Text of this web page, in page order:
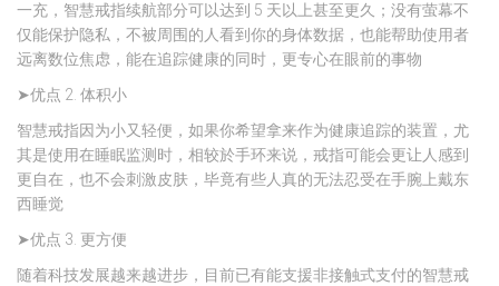
一充，智慧戒指续航部分可以达到 5 天以上甚至更久；没有萤幕不
仅能保护隐私，不被周围的人看到你的身体数据，也能帮助使用者
远离数位焦虑，能在追踪健康的同时，更专心在眼前的事物
➤优点 2. 体积小
智慧戒指因为小又轻便，如果你希望拿来作为健康追踪的装置，尤
其是使用在睡眠监测时，相较於手环来说，戒指可能会更让人感到
更自在，也不会刺激皮肤，毕竟有些人真的无法忍受在手腕上戴东
西睡觉
➤优点 3. 更方便
随着科技发展越来越进步，目前已有能支援非接触式支付的智慧戒